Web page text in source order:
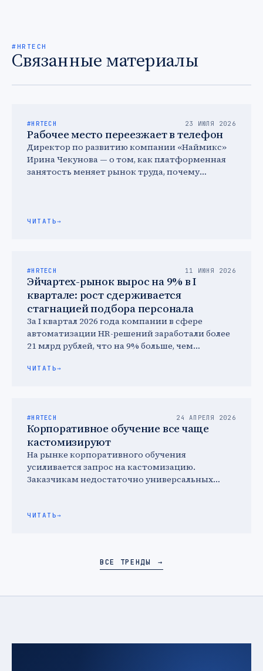
#HRTECH
Связанные материалы
#HRTECH 23 ИЮЛЯ 2026
Рабочее место переезжает в телефон
Директор по развитию компании «Наймикс»
Ирина Чекунова — о том, как платформенная
занятость меняет рынок труда, почему
ЧИТАТЬ→
#HRTECH 11 ИЮНЯ 2026
Эйчартех-рынок вырос на 9% в I
квартале: рост сдерживается
стагнацией подбора персонала
За I квартал 2026 года компании в сфере
автоматизации HR-решений заработали более
21 млрд рублей, что на 9% больше, чем
ЧИТАТЬ→
#HRTECH 24 АПРЕЛЯ 2026
Корпоративное обучение все чаще
кастомизируют
На рынке корпоративного обучения
усиливается запрос на кастомизацию.
Заказчикам недостаточно универсальных
ЧИТАТЬ→
ВСЕ ТРЕНДЫ →